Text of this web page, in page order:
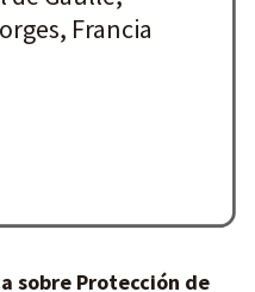
Francia
sobre Protección de